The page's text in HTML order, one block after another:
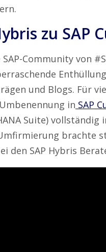
zu SAP
Community von
und Blogs. Für
in SAP
Suite) vollständig
brachte
den SAP Hybris